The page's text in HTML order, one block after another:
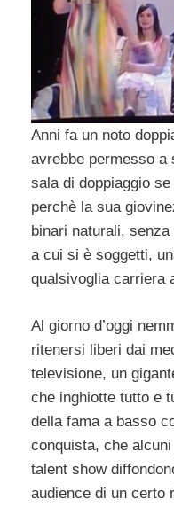
Anni fa un noto
avrebbe permesso a
sala di doppiaggio
perchè la sua
binari naturali,
a cui si è soggetti,
qualsivoglia carriera
Al giorno d’oggi
ritenersi liberi dai
televisione, un
che inghiotte tutto e
della fama a basso
conquista, che
talent show
audience di un certo